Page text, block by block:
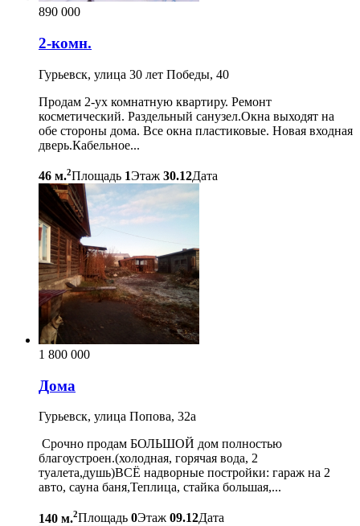
890 000
2-комн.
Гурьевск, улица 30 лет Победы, 40
Продам 2-ух комнатную квартиру. Ремонт
косметический. Раздельный санузел.Окна выходят на
обе стороны дома. Все окна пластиковые. Новая входная
дверь.Кабельное...
46 м.2Площадь 1Этаж 30.12Дата
1 800 000
Дома
Гурьевск, улица Попова, 32а
Срочно продам БОЛЬШОЙ дом полностью
благоустроен.(холодная, горячая вода, 2
туалета,душь)ВСЁ надворные постройки: гараж на 2
авто, сауна баня,Теплица, стайка большая,...
140 м.2Площадь 0Этаж 09.12Дата